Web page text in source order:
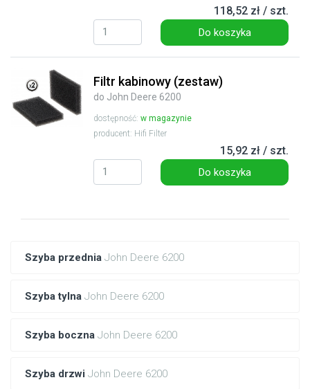
Szyba przednia John Deere 6200
Szyba tylna John Deere 6200
Szyba boczna John Deere 6200
Szyba drzwi John Deere 6200
118,52 zł / szt.
Do koszyka
Filtr kabinowy (zestaw)
do John Deere 6200
dostępność: w magazynie
producent: Hifi Filter
15,92 zł / szt.
Do koszyka